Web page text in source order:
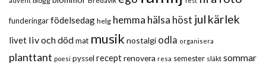
funderingarfödelsedag helg hemma hälsa höst jul kärlek
livet liv och dödmat musik nostalgi odla organisera
planttant poesi pyssel receptrenovera resa semester släkt sommar